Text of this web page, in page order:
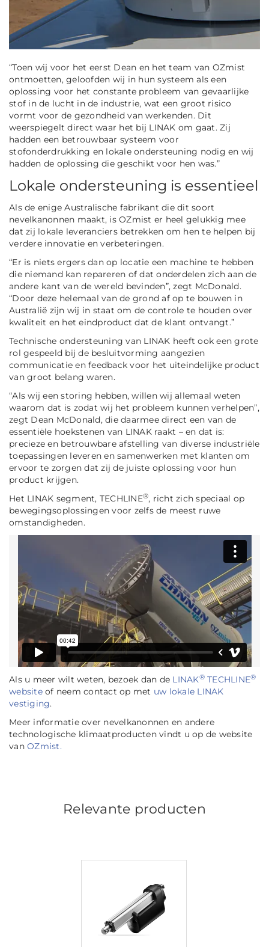
“Toen wij voor het eerst Dean en het team van OZmist
ontmoetten, geloofden wij in hun systeem als een
oplossing voor het constante probleem van gevaarlijke
stof in de lucht in de industrie, wat een groot risico
vormt voor de gezondheid van werkenden. Dit
weerspiegelt direct waar het bij LINAK om gaat. Zij
hadden een betrouwbaar systeem voor
stofonderdrukking en lokale ondersteuning nodig en wij
hadden de oplossing die geschikt voor hen was.”
Lokale ondersteuning is essentieel
Als de enige Australische fabrikant die dit soort
nevelkanonnen maakt, is OZmist er heel gelukkig mee
dat zij lokale leveranciers betrekken om hen te helpen bij
verdere innovatie en verbeteringen.
“Er is niets ergers dan op locatie een machine te hebben
die niemand kan repareren of dat onderdelen zich aan de
andere kant van de wereld bevinden”, zegt McDonald.
“Door deze helemaal van de grond af op te bouwen in
Australië zijn wij in staat om de controle te houden over
kwaliteit en het eindproduct dat de klant ontvangt.”
Technische ondersteuning van LINAK heeft ook een grote
rol gespeeld bij de besluitvorming aangezien
communicatie en feedback voor het uiteindelijke product
van groot belang waren.
“Als wij een storing hebben, willen wij allemaal weten
waarom dat is zodat wij het probleem kunnen verhelpen”,
zegt Dean McDonald, die daarmee direct een van de
essentiële hoekstenen van LINAK raakt – en dat is:
precieze en betrouwbare afstelling van diverse industriële
toepassingen leveren en samenwerken met klanten om
ervoor te zorgen dat zij de juiste oplossing voor hun
product krijgen.
Het LINAK segment, TECHLINE®, richt zich speciaal op
bewegingsoplossingen voor zelfs de meest ruwe
omstandigheden.
Als u meer wilt weten, bezoek dan de LINAK®TECHLINE®
websiteof neem contact op met uw lokale LINAK
vestiging.
Meer informatie over nevelkanonnen en andere
technologische klimaatproducten vindt u op de website
van OZmist.
Relevante producten